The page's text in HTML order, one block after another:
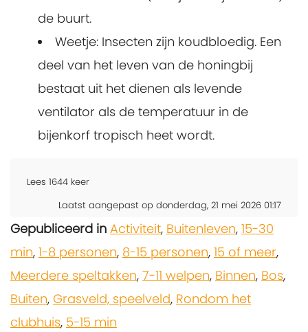
de buurt.
Weetje: Insecten zijn koudbloedig. Een
deel van het leven van de honingbij
bestaat uit het dienen als levende
ventilator als de temperatuur in de
bijenkorf tropisch heet wordt.
Lees 1644 keer
Laatst aangepast op donderdag, 21 mei 2026 01:17
Gepubliceerd in Activiteit, Buitenleven, 15-30
min, 1-8 personen, 8-15 personen, 15 of meer,
Meerdere speltakken, 7-11 welpen, Binnen, Bos,
Buiten, Grasveld, speelveld, Rondom het
clubhuis, 5-15 min